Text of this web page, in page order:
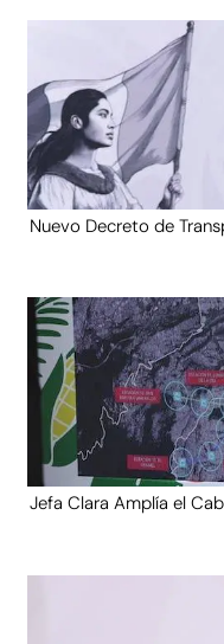
Nuevo Decreto de
Jefa Clara Amplía el